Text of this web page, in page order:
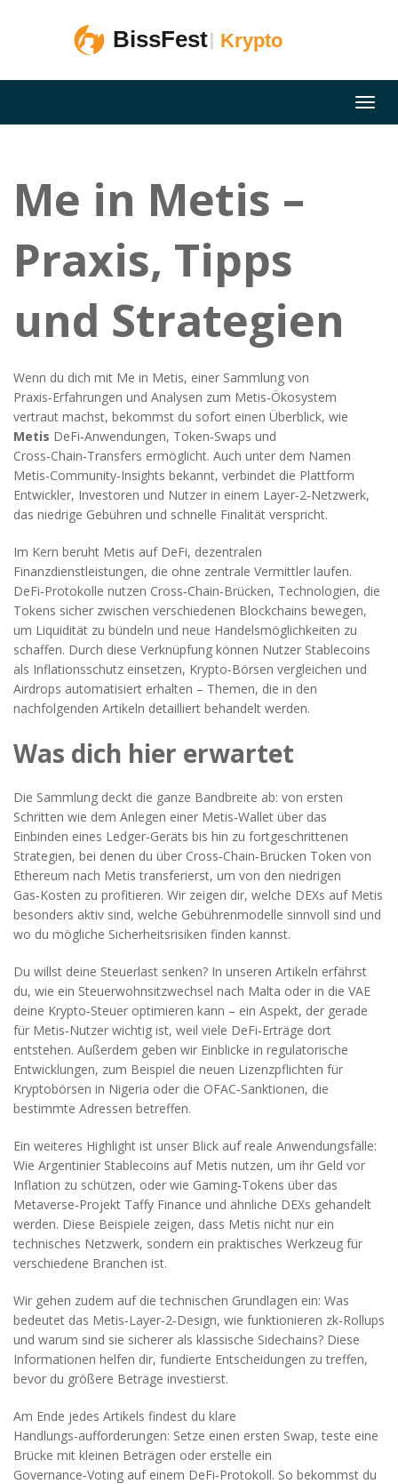
Me in Metis –
Praxis, Tipps
und Strategien
Wenn du dich mit Me in Metis, einer Sammlung von
Praxis‑Erfahrungen und Analysen zum Metis‑Ökosystem
vertraut machst, bekommst du sofort einen Überblick, wie
Metis DeFi‑Anwendungen, Token‑Swaps und
Cross‑Chain‑Transfers ermöglicht. Auch unter dem Namen
Metis‑Community‑Insights bekannt, verbindet die Plattform
Entwickler, Investoren und Nutzer in einem Layer‑2‑Netzwerk,
das niedrige Gebühren und schnelle Finalität verspricht.
Im Kern beruht Metis auf DeFi, dezentralen
Finanzdienstleistungen, die ohne zentrale Vermittler laufen.
DeFi‑Protokolle nutzen Cross‑Chain‑Brücken, Technologien, die
Tokens sicher zwischen verschiedenen Blockchains bewegen,
um Liquidität zu bündeln und neue Handelsmöglichkeiten zu
schaffen. Durch diese Verknüpfung können Nutzer Stablecoins
als Inflationsschutz einsetzen, Krypto‑Börsen vergleichen und
Airdrops automatisiert erhalten – Themen, die in den
nachfolgenden Artikeln detailliert behandelt werden.
Was dich hier erwartet
Die Sammlung deckt die ganze Bandbreite ab: von ersten
Schritten wie dem Anlegen einer Metis‑Wallet über das
Einbinden eines Ledger‑Geräts bis hin zu fortgeschrittenen
Strategien, bei denen du über Cross‑Chain‑Brücken Token von
Ethereum nach Metis transferierst, um von den niedrigen
Gas‑Kosten zu profitieren. Wir zeigen dir, welche DEXs auf Metis
besonders aktiv sind, welche Gebührenmodelle sinnvoll sind und
wo du mögliche Sicherheitsrisiken finden kannst.
Du willst deine Steuerlast senken? In unseren Artikeln erfährst
du, wie ein Steuerwohnsitzwechsel nach Malta oder in die VAE
deine Krypto‑Steuer optimieren kann – ein Aspekt, der gerade
für Metis‑Nutzer wichtig ist, weil viele DeFi‑Erträge dort
entstehen. Außerdem geben wir Einblicke in regulatorische
Entwicklungen, zum Beispiel die neuen Lizenzpflichten für
Kryptobörsen in Nigeria oder die OFAC‑Sanktionen, die
bestimmte Adressen betreffen.
Ein weiteres Highlight ist unser Blick auf reale Anwendungsfälle:
Wie Argentinier Stablecoins auf Metis nutzen, um ihr Geld vor
Inflation zu schützen, oder wie Gaming‑Tokens über das
Metaverse‑Projekt Taffy Finance und ähnliche DEXs gehandelt
werden. Diese Beispiele zeigen, dass Metis nicht nur ein
technisches Netzwerk, sondern ein praktisches Werkzeug für
verschiedene Branchen ist.
Wir gehen zudem auf die technischen Grundlagen ein: Was
bedeutet das Metis‑Layer‑2‑Design, wie funktionieren zk‑Rollups
und warum sind sie sicherer als klassische Sidechains? Diese
Informationen helfen dir, fundierte Entscheidungen zu treffen,
bevor du größere Beträge investierst.
Am Ende jedes Artikels findest du klare
Handlungs‑aufforderungen: Setze einen ersten Swap, teste eine
Brücke mit kleinen Beträgen oder erstelle ein
Governance‑Voting auf einem DeFi‑Protokoll. So bekommst du